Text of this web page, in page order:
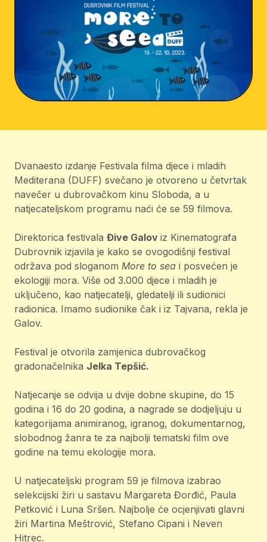
Dvanaesto izdanje Festivala filma djece i mladih
Mediterana (DUFF) svečano je otvoreno u četvrtak
navečer u dubrovačkom kinu Sloboda, a u
natjecateljskom programu naći će se 59 filmova.
Direktorica festivala Đive Galov iz Kinematografa
Dubrovnik izjavila je kako se ovogodišnji festival
održava pod sloganom More to sea i posvećen je
ekologiji mora. Više od 3.000 djece i mladih je
uključeno, kao natjecatelji, gledatelji ili sudionici
radionica. Imamo sudionike čak i iz Tajvana, rekla je
Galov.
Festival je otvorila zamjenica dubrovačkog
gradonačelnika Jelka Tepšić.
Natjecanje se odvija u dvije dobne skupine, do 15
godina i 16 do 20 godina, a nagrade se dodjeljuju u
kategorijama animiranog, igranog, dokumentarnog,
slobodnog žanra te za najbolji tematski film ove
godine na temu ekologije mora.
U natjecateljski program 59 je filmova izabrao
selekcijski žiri u sastavu Margareta Đorđić, Paula
Petković i Luna Sršen. Najbolje će ocjenjivati glavni
žiri Martina Meštrović, Stefano Cipani i Neven
Hitrec.